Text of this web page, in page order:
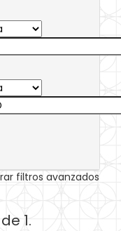
filtros avanzados
1.